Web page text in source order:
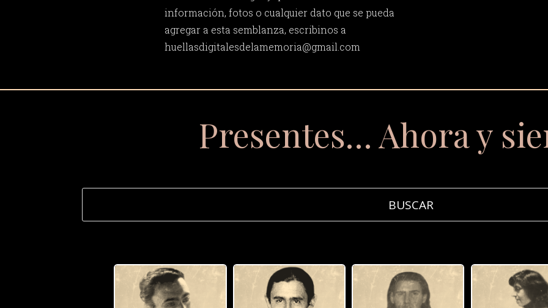
información, fotos o cualquier dato que se pueda
agregar a esta semblanza, escribinos a
huellasdigitalesdelamemoria@gmail.com
Presentes… Ahora y